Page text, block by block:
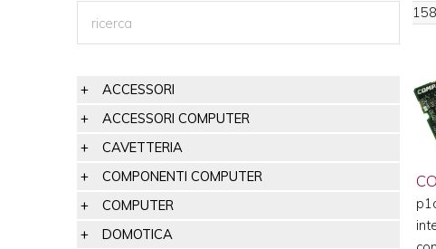
ACCESSORI
ACCESSORI COMPUTER
CAVETTERIA
COMPONENTI COMPUTER
COMPUTER
DOMOTICA